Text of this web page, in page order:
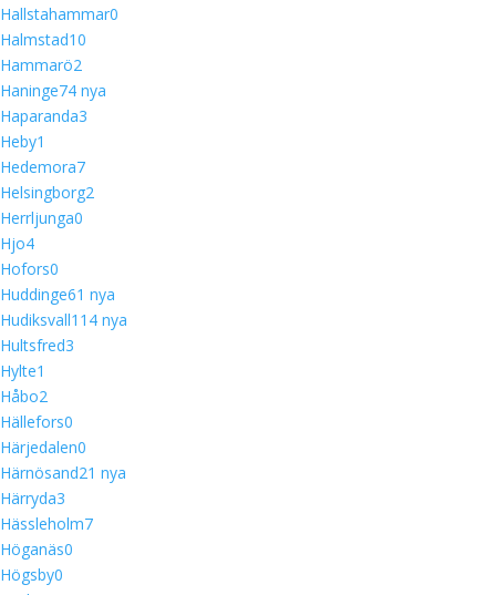
Hallstahammar0
Halmstad10
Hammarö2
Haninge74 nya
Haparanda3
Heby1
Hedemora7
Helsingborg2
Herrljunga0
Hjo4
Hofors0
Huddinge61 nya
Hudiksvall11 4 nya
Hultsfred3
Hylte1
Håbo2
Hällefors0
Härjedalen0
Härnösand21 nya
Härryda3
Hässleholm7
Höganäs0
Högsby0